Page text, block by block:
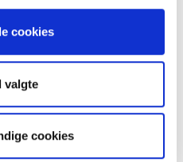
cookies
valgte
cookies
52, 8230 AABYHØJ
CLIC